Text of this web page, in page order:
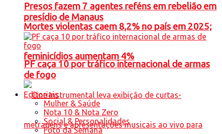
Mortes violentas caem 8,2% no país em 2025;
feminicídios aumentam 4%
Presos fazem 7 agentes reféns em rebelião em
presídio de Manaus
PF caça 10 por tráfico internacional de armas
de fogo
Editoriais
Mulher & Saúde
Nota 10 & Nota Zero
Social & Personalidades
Foto da Semana